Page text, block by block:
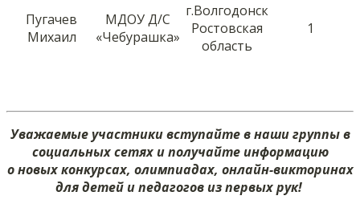
Пугачев
Михаил
МДОУ Д/С
«Чебурашка»
г.Волгодонск
Ростовская
область
1
Уважаемые участники вступайте в наши группы в
социальных сетях и получайте информацию
о новых конкурсах, олимпиадах, онлайн-викторинах
для детей и педагогов из первых рук!